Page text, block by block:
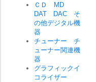
ＣＤ MD
DAT DAC そ
の他デジタル機
器
チューナー チ
ューナー関連機
器
グラフィックイ
コライザー